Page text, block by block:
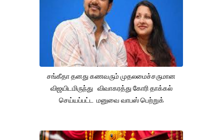
சங்கீதா தனது கணவரும் முதலமைச்சருமான
விஜயிடமிருந்து விவாகரத்து கோரி தாக்கல்
செய்யப்பட்ட மனுவை வாபஸ் பெற்றுக்